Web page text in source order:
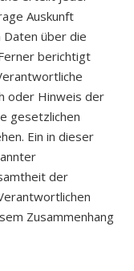
Auskunft
über die
berichtigt
oder Hinweis der
gesetzlichen
Ein in dieser
der
Zusammenhang